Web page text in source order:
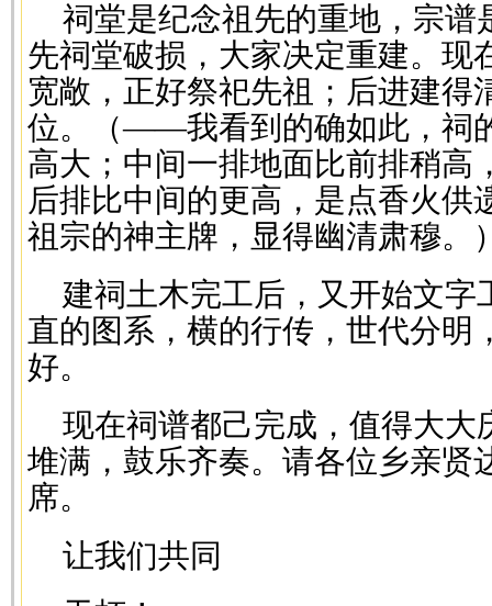
祠堂是纪念祖先的重地，宗谱
先祠堂破损，大家决定重建。现
宽敞，正好祭祀先祖；后进建得
位。（——我看到的确如此，祠
高大；中间一排地面比前排稍高
后排比中间的更高，是点香火供
祖宗的神主牌，显得幽清肃穆。
建祠土木完工后，又开始文字
直的图系，横的行传，世代分明
好。
现在祠谱都己完成，值得大大
堆满，鼓乐齐奏。请各位乡亲贤
席。
让我们共同